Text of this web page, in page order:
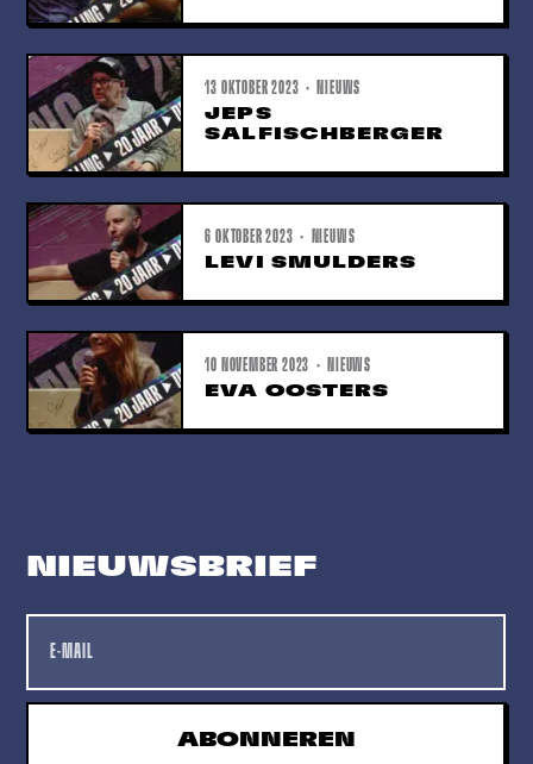
13 OKTOBER 2023 · NIEUWS
JEPS
SALFISCHBERGER
6 OKTOBER 2023 · NIEUWS
LEVI SMULDERS
10 NOVEMBER 2023 · NIEUWS
EVA OOSTERS
NIEUWSBRIEF
Name
E-mailadres
ABONNEREN